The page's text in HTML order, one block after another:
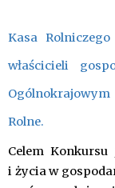
Kasa Rolniczego
właścicieli
Rolne.
Celem
i życia w